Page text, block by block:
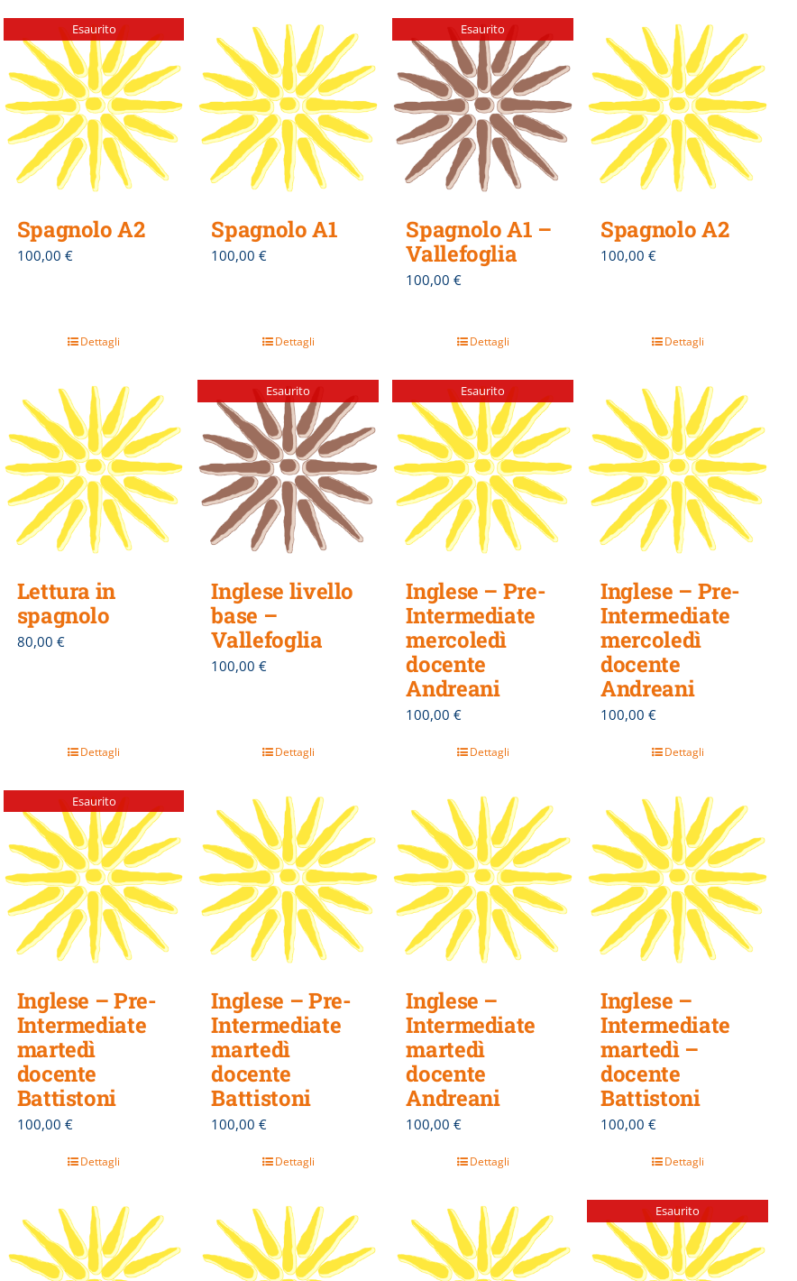
Esaurito
Spagnolo A2
100,00 €
Dettagli
Spagnolo A1
100,00€
Dettagli
Esaurito
Spagnolo A1 –
Vallefoglia
100,00€
Dettagli
Spagnolo A2
100,00€
Dettagli
Lettura in
spagnolo
80,00 €
Dettagli
Esaurito
Inglese livello
base –
Vallefoglia
100,00€
Dettagli
Esaurito
Inglese – Pre-
Intermediate
mercoledì
docente
Andreani
100,00€
Dettagli
Inglese – Pre-
Intermediate
mercoledì
docente
Andreani
100,00€
Dettagli
Esaurito
Inglese – Pre-
Intermediate
martedì
docente
Battistoni
100,00 €
Dettagli
Inglese – Pre-
Intermediate
martedì
docente
Battistoni
100,00€
Dettagli
Inglese –
Intermediate
martedì
docente
Andreani
100,00€
Dettagli
Inglese –
Intermediate
martedì –
docente
Battistoni
100,00€
Dettagli
Esaurito